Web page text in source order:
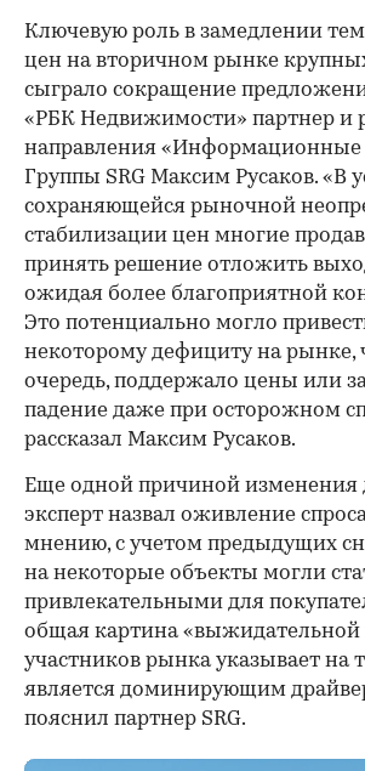
Ключевую роль в замедлении
цен на вторичном рынке
сыграло сокращение
«РБК Недвижимости» партнер и
направления «Информационные
Группы SRG Максим Русаков. «В
сохраняющейся рыночной
стабилизации цен многие
принять решение отложить
ожидая более благоприятной
Это потенциально могло
некоторому дефициту на рынке,
очередь, поддержало цены или
падение даже при осторожном
рассказал Максим Русаков.
Еще одной причиной
эксперт назвал оживление
мнению, с учетом предыдущих
на некоторые объекты могли
привлекательными для
общая картина «выжидательной
участников рынка указывает на
является доминирующим
пояснил партнер SRG.